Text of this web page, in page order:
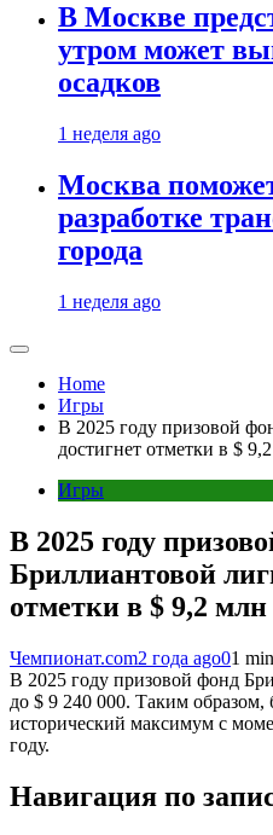
В Москве
утром может
осадков
1 неделя ago
Москва
разработке
города
1 неделя ago
Home
Игры
В 2025 году призовой
достигнет отметки в $
Игры
В 2025 году
Бриллиантовой
отметки в $ 9,2 млн
Чемпионат.com2 года ago01
В 2025 году призовой фонд
до $ 9 240 000. Таким образом,
исторический максимум с
году.
Навигация по